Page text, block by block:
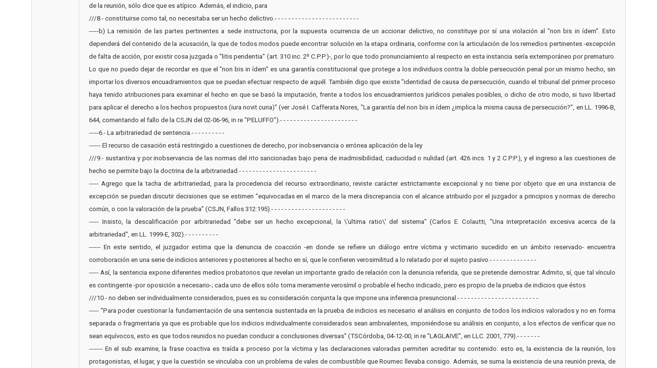
de la reunión, sólo dice que es atípico. Además, el indicio, para
///8.- constituirse como tal, no necesitaba ser un hecho delictivo.- - - - - - - - - - - - - - - - - - - - - - - - -
-----b) La remisión de las partes pertinentes a sede instructoria, por la supuesta ocurrencia de un accionar delictivo, no constituye por sí una violación al "non bis in ídem". Esto
dependerá del contenido de la acusación, la que de todos modos puede encontrar solución en la etapa ordinaria, conforme con la articulación de los remedios pertinentes -excepción
de falta de acción, por existir cosa juzgada o "litis pendentia" (art. 310 inc. 2º C.P.P.)-, por lo que todo pronunciamiento al respecto en esta instancia sería extemporáneo por prematuro.
Lo que no puedo dejar de recordar es que el "non bis in ídem" es una garantía constitucional que protege a los individuos contra la doble persecución penal por un mismo hecho, sin
importar los diversos encuadramientos que se puedan efectuar respecto de aquél. También digo que existe "identidad de causa de persecución, cuando el tribunal del primer proceso
haya tenido atribuciones para examinar el hecho en que se basó la imputación, frente a todos los encuadramientos jurídicos penales posibles, o dicho de otro modo, si tuvo libertad
para aplicar el derecho a los hechos propuestos (iura novit curia)" (ver José I. Cafferata Nores, "La garantía del non bis in ídem ¿implica la misma causa de persecución?", en LL. 1996-B,
644, comentando el fallo de la CSJN del 02-06-96, in re "PELUFFO").- - - - - - - - - - - - - - - - - - - - - - -
-----6.- La arbitrariedad de sentencia.- - - - - - - - - -
------ El recurso de casación está restringido a cuestiones de derecho, por inobservancia o errónea aplicación de la ley
///9.- sustantiva y por inobservancia de las normas del rito sancionadas bajo pena de inadmisibilidad, caducidad o nulidad (art. 426 incs. 1 y 2 C.P.P.), y el ingreso a las cuestiones de
hecho se permite bajo la doctrina de la arbitrariedad.- - - - - - - - - - - - - - - - - - - - - - -
----- Agrego que la tacha de arbitrariedad, para la procedencia del recurso extraordinario, reviste carácter estrictamente excepcional y no tiene por objeto que en una instancia de
excepción se puedan discutir decisiones que se estimen "equivocadas en el marco de la mera discrepancia con el alcance atribuido por el juzgador a principios y normas de derecho
común, o con la valoración de la prueba" (CSJN, Fallos 312:195).- - - - - - - - - - - - - - - - - - - - - -
----- Insisto, la descalificación por arbitrariedad "debe ser un hecho excepcional, la \'ultima ratio\' del sistema" (Carlos E. Colautti, "Una interpretación excesiva acerca de la
arbitrariedad", en LL. 1999-E, 302).- - - - - - - - - -
------ En este sentido, el juzgador estima que la denuncia de coacción -en donde se refiere un diálogo entre víctima y victimario sucedido en un ámbito reservado- encuentra
corroboración en una serie de indicios anteriores y posteriores al hecho en sí, que le confieren verosimilitud a lo relatado por el sujeto pasivo.- - - - - - - - - - - - - -
----- Así, la sentencia expone diferentes medios probatorios que revelan un importante grado de relación con la denuncia referida, que se pretende demostrar. Admito, sí, que tal vínculo
es contingente -por oposición a necesario-; cada uno de ellos sólo torna meramente verosímil o probable el hecho indicado, pero es propio de la prueba de indicios que éstos
///10.- no deben ser individualmente considerados, pues es su consideración conjunta la que impone una inferencia presuncional.- - - - - - - - - - - - - - - - - - - - - - - -
----- "Para poder cuestionar la fundamentación de una sentencia sustentada en la prueba de indicios es necesario el análisis en conjunto de todos los indicios valorados y no en forma
separada o fragmentaria ya que es probable que los indicios individualmente considerados sean ambivalentes, imponiéndose su análisis en conjunto, a los efectos de verificar que no
sean equívocos, esto es que todos reunidos no puedan conducir a conclusiones diversas" (TSCórdoba, 04-12-00, in re "LAGLAIVE", en LLC. 2001, 779).- - - - - - -
------- En el sub examine, la frase coactiva es traída a proceso por la víctima y las declaraciones valoradas permiten acreditar su contenido: esto es, la existencia de la reunión, los
protagonistas, el lugar, y que la cuestión se vinculaba con un problema de vales de combustible que Roumec llevaba consigo. Además, se suma la existencia de una reunión previa, de